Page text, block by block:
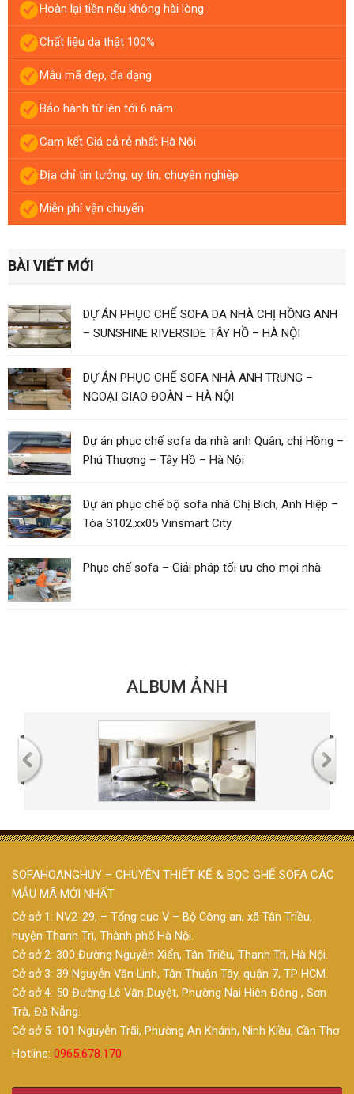
Hoàn lại tiền nếu không hài lòng
Chất liệu da thật 100%
Mẫu mã đẹp, đa dạng
Bảo hành từ lên tới 6 năm
Cam kết Giá cả rẻ nhất Hà Nội
Địa chỉ tin tưởng, uy tín, chuyên nghiệp
Miễn phí vận chuyển
BÀI VIẾT MỚI
DỰ ÁN PHỤC CHẾ SOFA DA NHÀ CHỊ HỒNG ANH
– SUNSHINE RIVERSIDE TÂY HỒ – HÀ NỘI
DỰ ÁN PHỤC CHẾ SOFA NHÀ ANH TRUNG –
NGOẠI GIAO ĐOÀN – HÀ NỘI
Dự án phục chế sofa da nhà anh Quân, chị Hồng –
Phú Thượng – Tây Hồ – Hà Nội
Dự án phục chế bộ sofa nhà Chị Bích, Anh Hiệp –
Tòa S102.xx05 Vinsmart City
Phục chế sofa – Giải pháp tối ưu cho mọi nhà
ALBUM ẢNH
SOFAHOANGHUY – CHUYÊN THIẾT KẾ & BỌC GHẾ SOFA CÁC
MẪU MÃ MỚI NHẤT
Cở sở 1: NV2-29, – Tổng cục V – Bộ Công an, xã Tân Triều,
huyện Thanh Trì, Thành phố Hà Nội.
Cở sở 2: 300 Đường Nguyễn Xiển, Tân Triều, Thanh Trì, Hà Nội.
Cở sở 3: 39 Nguyễn Văn Linh, Tân Thuận Tây, quận 7, TP HCM.
Cở sở 4: 50 Đường Lê Văn Duyệt, Phường Nại Hiên Đông , Sơn
Trà, Đà Nẵng.
Cở sở 5: 101 Nguyễn Trãi, Phường An Khánh, Ninh Kiều, Cần Thơ
Hotline: 0965.678.170